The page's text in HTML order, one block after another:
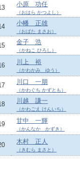
小原 功任
（おはら かつよし）
小幡 正雄
（おばた まさお）
金子 浩
（かねこ ひろし）
川上 裕
（かわかみ ゆう）
川口 一朋
（かわぐち かずとも）
川越 謙一
（かわごえ けんいち）
甘中 一輝
（かんなか かずき）
木村 正人
（きむら まさと）